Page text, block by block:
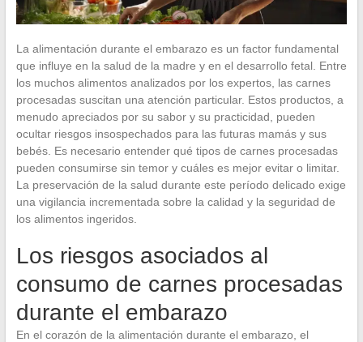
La alimentación durante el embarazo es un factor fundamental
que influye en la salud de la madre y en el desarrollo fetal. Entre
los muchos alimentos analizados por los expertos, las carnes
procesadas suscitan una atención particular. Estos productos, a
menudo apreciados por su sabor y su practicidad, pueden
ocultar riesgos insospechados para las futuras mamás y sus
bebés. Es necesario entender qué tipos de carnes procesadas
pueden consumirse sin temor y cuáles es mejor evitar o limitar.
La preservación de la salud durante este período delicado exige
una vigilancia incrementada sobre la calidad y la seguridad de
los alimentos ingeridos.
Los riesgos asociados al
consumo de carnes procesadas
durante el embarazo
En el corazón de la alimentación durante el embarazo, el